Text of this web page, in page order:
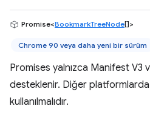
Promise<BookmarkTreeNode[]>
Chrome 90 veya daha yeni bir sürüm
Promises yalnızca Manifest V3
desteklenir. Diğer
kullanılmalıdır.